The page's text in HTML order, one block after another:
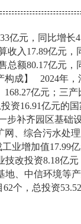
亿元，同比增长
收入17.89亿元，
总额80.17亿元，
构成】 2024年
168.27亿元；三产
资16.91亿元的
步补齐园区基础
、综合污水处
业增加值17.99
技改投资8.18亿
地、中信环境等
个，总投资